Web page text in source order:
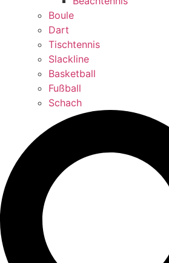
Boule
Dart
Tischtennis
Slackline
Basketball
Fußball
Schach